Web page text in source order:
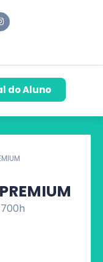
do Aluno